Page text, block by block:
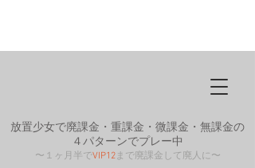
放置少女で廃課金・重課金・微課金・無課金の
４パターンでプレー中
〜１ヶ月半でVIP12まで廃課金して廃人に〜